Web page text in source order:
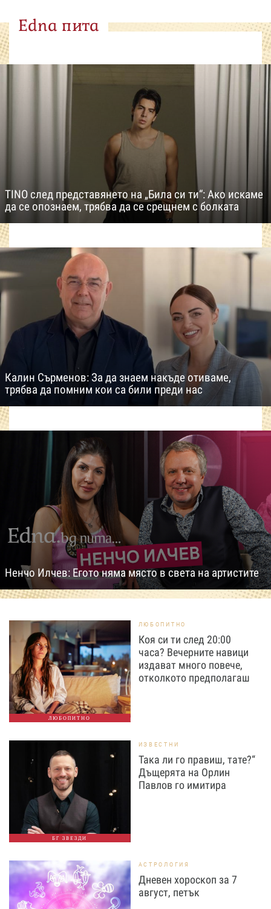
Edna пита
TINO след представянето на „Била си ти“: Ако искаме
да се опознаем, трябва да се срещнем с болката
Калин Сърменов: За да знаем накъде отиваме,
трябва да помним кои са били преди нас
Ненчо Илчев: Егото няма място в света на артистите
ЛЮБОПИТНО
ЛЮБОПИТНО
Коя си ти след 20:00
часа? Вечерните навици
издават много повече,
отколкото предполагаш
БГ ЗВЕЗДИ
ИЗВЕСТНИ
Така ли го правиш, тате?“
Дъщерята на Орлин
Павлов го имитира
АСТРОЛОГИЯ
Дневен хороскоп за 7
август, петък